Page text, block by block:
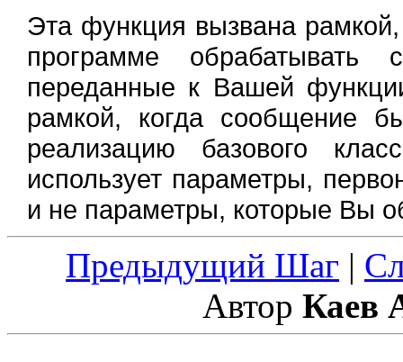
Эта функция вызвана
программе
переданные к Вашей
рамкой, когда сообщение
реализацию базового
использует параметры,
и не параметры, которые Вы
Предыдущий Шаг |
Автор Каев